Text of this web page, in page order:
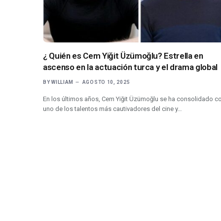
¿ Quién es Cem Yiğit Üzümoğlu? Estrella en
ascenso en la actuación turca y el drama global
BY WILLIAM AGOSTO 10, 2025
En los últimos años, Cem Yiğit Üzümoğlu se ha consolidado
uno de los talentos más cautivadores del cine y…